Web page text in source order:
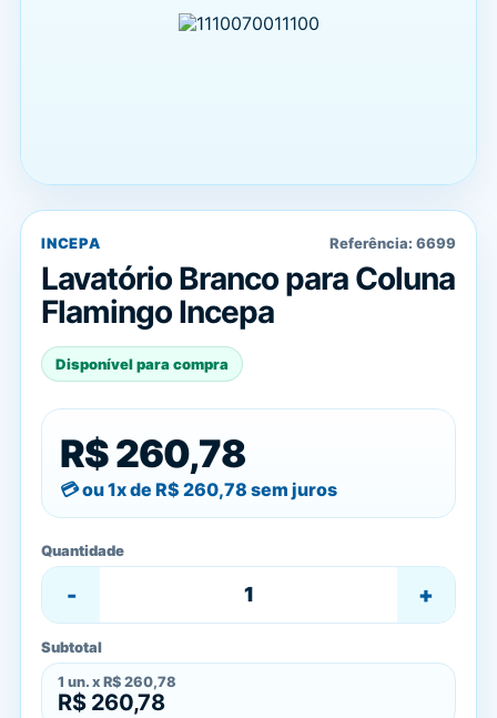
INCEPA Referência: 6699
Lavatório Branco para Coluna
Flamingo Incepa
Disponível para compra
R$ 260,78
ou 1x de R$ 260,78 sem juros
Quantidade
- +
Subtotal
1 un. x R$ 260,78
R$ 260,78